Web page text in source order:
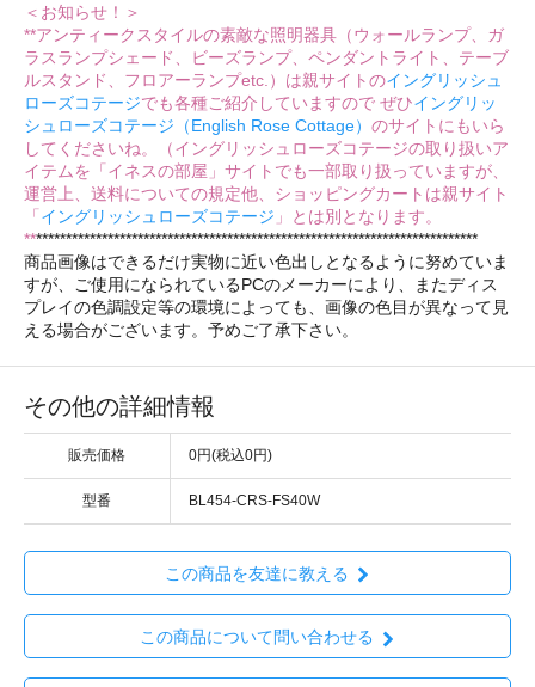
＜お知らせ！＞
**アンティークスタイルの素敵な照明器具（ウォールランプ、ガ
ラスランプシェード、ビーズランプ、ペンダントライト、テーブ
ルスタンド、フロアーランプetc.）は親サイトのイングリッシュ
ローズコテージでも各種ご紹介していますので ぜひイングリッ
シュローズコテージ（English Rose Cottage） のサイトにもいら
してくださいね。（イングリッシュローズコテージの取り扱いア
イテムを「イネスの部屋」サイトでも一部取り扱っていますが、
運営上、送料についての規定他、ショッピングカートは親サイト
「 イングリッシュローズコテージ 」とは別となります。
****************************************************************************
商品画像はできるだけ実物に近い色出しとなるように努めていま
すが、ご使用になられているPCのメーカーにより、またディス
プレイの色調設定等の環境によっても、画像の色目が異なって見
える場合がございます。予めご了承下さい。
その他の詳細情報
販売価格 0円(税込0円)
型番 BL454-CRS-FS40W
この商品を友達に教える
この商品について問い合わせる